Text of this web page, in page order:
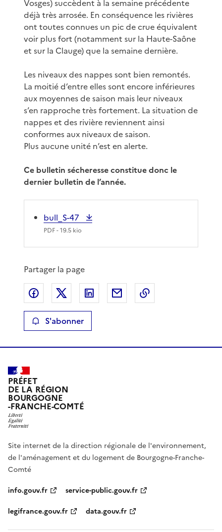
Vosges) succèdent à la semaine précédente
déjà très arrosée. En conséquence les rivières
ont toutes connues un pic de crue équivalent
voir plus fort (notamment sur la Haute-Saône
et sur la Clauge) que la semaine dernière.
Les niveaux des nappes sont bien remontés.
La moitié d’entre elles sont encore inférieures
aux moyennes de saison mais leur niveaux
s’en rapproche très fortement. La situation de
nappes et des rivière reviennent ainsi
conformes aux niveaux de saison.
Plus aucune unité n’est en alerte.
Ce bulletin sécheresse constitue donc le
dernier bulletin de l’année.
bull_S-47
PDF- 19.5 kio
Partager la page
Partager sur Facebook
Partager sur XPartager sur LinkedIn
Partager par email
S'abonner
PRÉFET
DE LA RÉGION
BOURGOGNE
-FRANCHE-COMTÉ
Site internet de la direction régionale de l'environnement,
de l'aménagement et du logement de Bourgogne-Franche-
Comté
info.gouv.fr
service-public.gouv.fr
legifrance.gouv.fr
data.gouv.fr